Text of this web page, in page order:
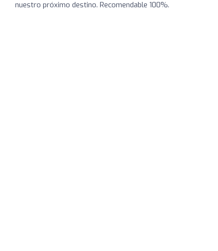
nuestro próximo destino. Recomendable 100%.